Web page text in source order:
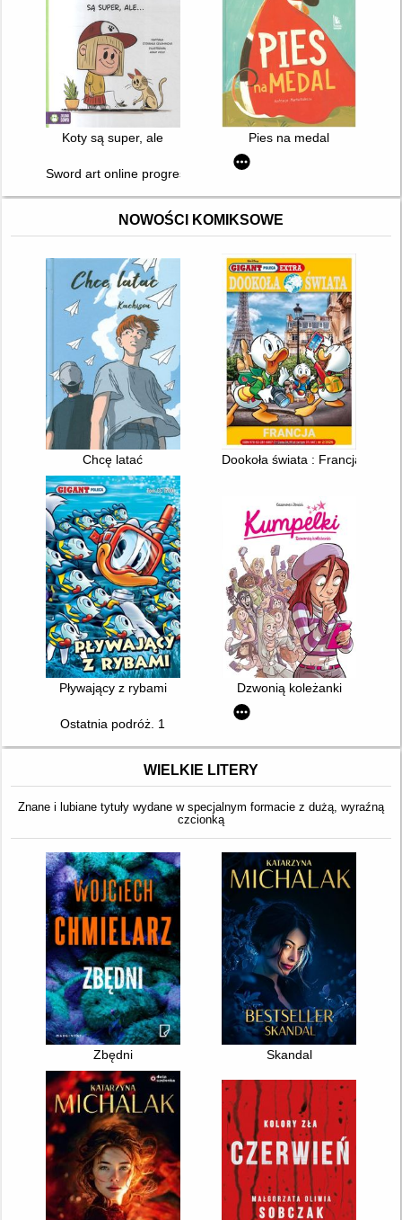
Koty są super, ale Pies na medal
Sword art online progressive. 001
NOWOŚCI KOMIKSOWE
Chcę latać Dookoła świata : Francja
Pływający z rybami Dzwonią koleżanki
Ostatnia podróż. 1
WIELKIE LITERY
Znane i lubiane tytuły wydane w specjalnym formacie z dużą, wyraźną
czcionką
Zbędni Skandal